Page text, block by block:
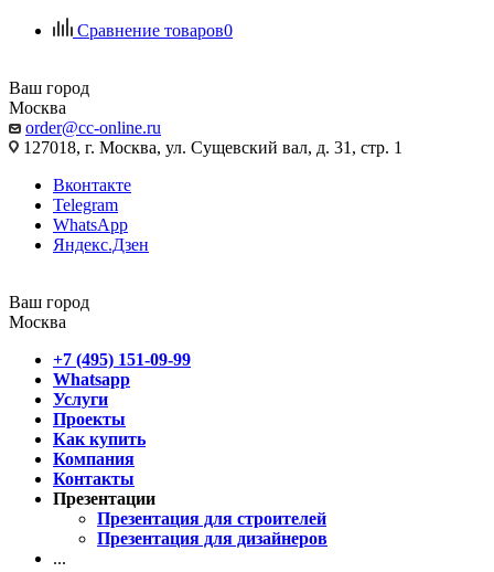
Сравнение товаров0
Ваш город
Москва
order@cc-online.ru
127018, г. Москва, ул. Сущевский вал, д. 31, стр. 1
Вконтакте
Telegram
WhatsApp
Яндекс.Дзен
Ваш город
Москва
+7 (495) 151-09-99
Whatsapp
Услуги
Проекты
Как купить
Компания
Контакты
Презентации
Презентация для строителей
Презентация для дизайнеров
...